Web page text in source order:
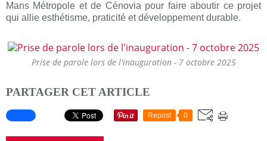
Mans Métropole et de Cénovia pour faire aboutir ce projet
qui allie esthétisme, praticité et développement durable.
Prise de parole lors de l'inauguration - 7 octobre 2025
PARTAGER CET ARTICLE
Repost 0